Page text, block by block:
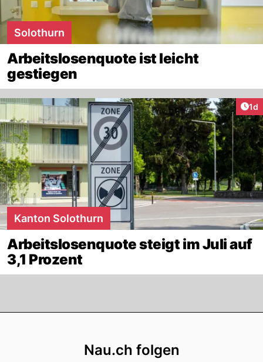
Solothurn
Arbeitslosenquote ist leicht
gestiegen
1d
Kanton Solothurn
Arbeitslosenquote steigt im Juli auf
3,1 Prozent
Nau.ch folgen